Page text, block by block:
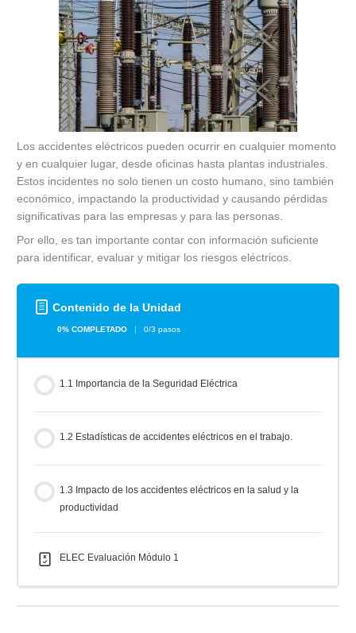
Los accidentes eléctricos pueden ocurrir en cualquier momento
y en cualquier lugar, desde oficinas hasta plantas industriales.
Estos incidentes no solo tienen un costo humano, sino también
económico, impactando la productividad y causando pérdidas
significativas para las empresas y para las personas.
Por ello, es tan importante contar con información suficiente
para identificar, evaluar y mitigar los riesgos eléctricos.
Contenido de la Unidad
0% COMPLETADO 0/3 pasos
1.1 Importancia de la Seguridad Eléctrica
1.2 Estadísticas de accidentes eléctricos en el trabajo.
1.3 Impacto de los accidentes eléctricos en la salud y la
productividad
ELEC Evaluación Módulo 1